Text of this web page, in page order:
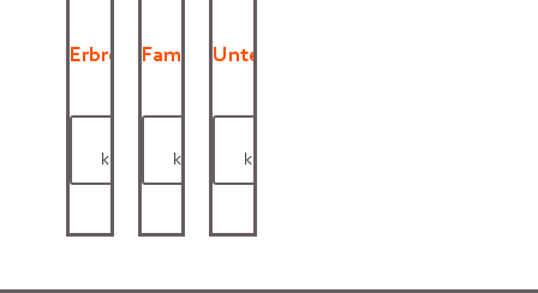
Erbrecht
klicken
Familienrecht
klicken
Unternehmensnachfolge
klicken